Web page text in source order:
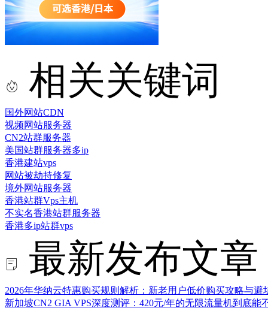
相关关键词
国外网站CDN
视频网站服务器
CN2站群服务器
美国站群服务器多ip
香港建站vps
网站被劫持修复
境外网站服务器
香港站群Vps主机
不实名香港站群服务器
香港多ip站群vps
最新发布文章
2026年华纳云特惠购买规则解析：新老用户低价购买攻略与避
新加坡CN2 GIA VPS深度测评：420元/年的无限流量机到底能